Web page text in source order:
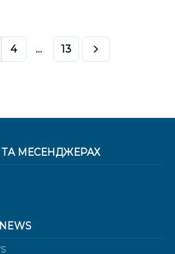
4 ... 13
МЕСЕНДЖЕРАХ